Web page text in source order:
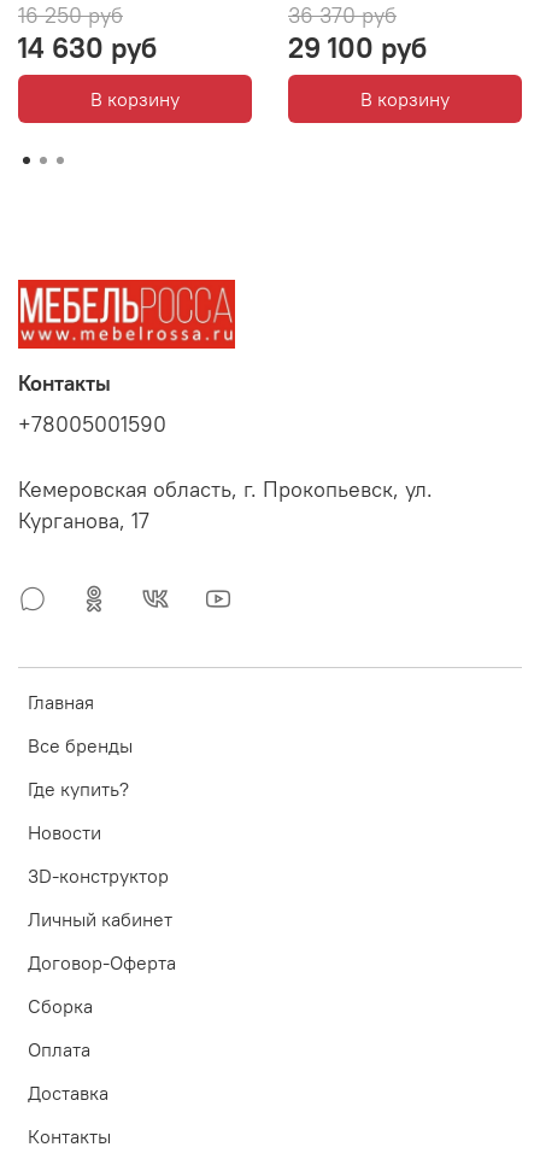
16 250 руб
14 630 руб
В корзину
36 370 руб
29 100 руб
В корзину
Главная
Все бренды
Где купить?
Новости
3D-конструктор
Личный кабинет
Договор-Оферта
Сборка
Оплата
Доставка
Контакты
Контакты
+78005001590
Кемеровская область, г. Прокопьевск, ул.
Курганова, 17